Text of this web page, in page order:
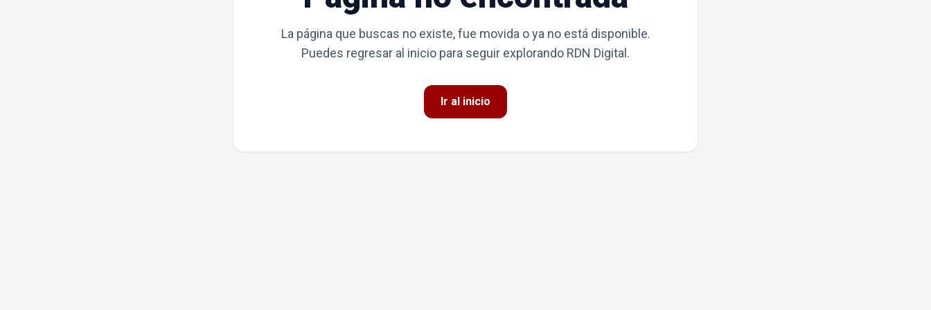
La página que buscas no existe, fue movida o ya no está disponible.
Puedes regresar al inicio para seguir explorando RDN Digital.
Ir al inicio